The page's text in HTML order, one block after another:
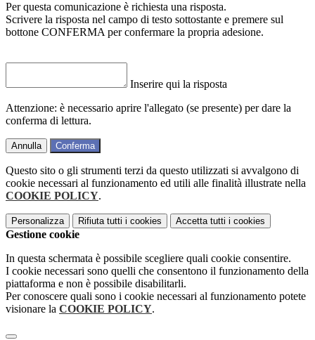
Per questa comunicazione è richiesta una risposta.
Scrivere la risposta nel campo di testo sottostante e premere sul
bottone CONFERMA per confermare la propria adesione.
Inserire qui la risposta
Attenzione: è necessario aprire l'allegato (se presente) per dare la
conferma di lettura.
Annulla Conferma
Questo sito o gli strumenti terzi da questo utilizzati si avvalgono di
cookie necessari al funzionamento ed utili alle finalità illustrate nella
COOKIE POLICY.
Personalizza Rifiuta tutti i cookies Accetta tutti i cookies
Gestione cookie
In questa schermata è possibile scegliere quali cookie consentire.
I cookie necessari sono quelli che consentono il funzionamento della
piattaforma e non è possibile disabilitarli.
Per conoscere quali sono i cookie necessari al funzionamento potete
visionare la COOKIE POLICY.